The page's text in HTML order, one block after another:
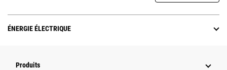
ÉNERGIE ÉLECTRIQUE
Produits